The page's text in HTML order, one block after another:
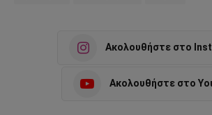
Ακολουθήστε στο
Ακολουθήστε στο